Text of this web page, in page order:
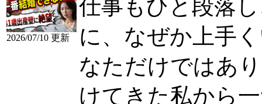
2026/07/10 更新
仕事もひと段落
に、なぜか上手
なただけではあ
けてきた私から